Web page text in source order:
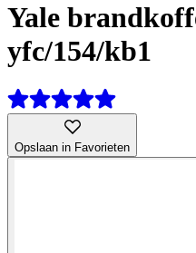
Yale
yfc/154/kb1
Opslaan in Favorieten